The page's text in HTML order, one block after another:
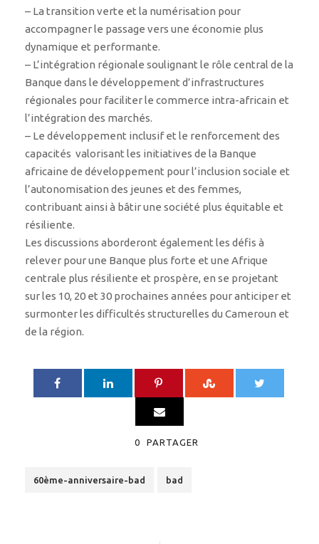
– La transition verte et la numérisation pour
accompagner le passage vers une économie plus
dynamique et performante.
– L’intégration régionale soulignant le rôle central de la
Banque dans le développement d’infrastructures
régionales pour faciliter le commerce intra-africain et
l’intégration des marchés.
– Le développement inclusif et le renforcement des
capacités valorisant les initiatives de la Banque
africaine de développement pour l’inclusion sociale et
l’autonomisation des jeunes et des femmes,
contribuant ainsi à bâtir une société plus équitable et
résiliente.
Les discussions aborderont également les défis à
relever pour une Banque plus forte et une Afrique
centrale plus résiliente et prospère, en se projetant
sur les 10, 20 et 30 prochaines années pour anticiper et
surmonter les difficultés structurelles du Cameroun et
de la région.
0 PARTAGER
60ème-anniversaire-bad bad